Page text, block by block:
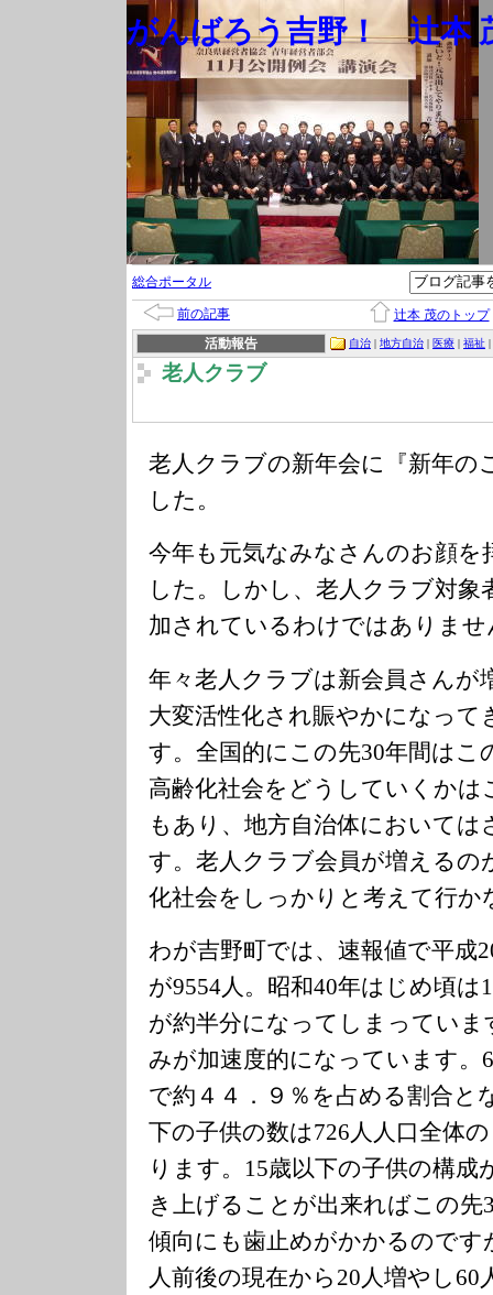
がんばろう吉野！ 辻本
総合ポータル
前の記事
辻本 茂のトップ
活動報告
自治 | 地方自治 | 医療 | 福祉 |
老人クラブ
老人クラブの新年会に『新年の
した。
今年も元気なみなさんのお顔を
した。しかし、老人クラブ対
加されているわけではありませ
年々老人クラブは新会員さんが
大変活性化され賑やかになっ
す。全国的にこの先30年間はこ
高齢化社会をどうしていくかは
もあり、地方自治体においては
す。老人クラブ会員が増えるの
化社会をしっかりと考えて行
わが吉野町では、速報値で平成
が9554人。昭和40年はじめ頃は
が約半分になってしまってい
みが加速度的になっています。
で約４４．９％を占める割合と
下の子供の数は726人人口全体
ります。15歳以下の子供の構成
き上げることが出来ればこの先
傾向にも歯止めがかかるのです
人前後の現在から20人増やし